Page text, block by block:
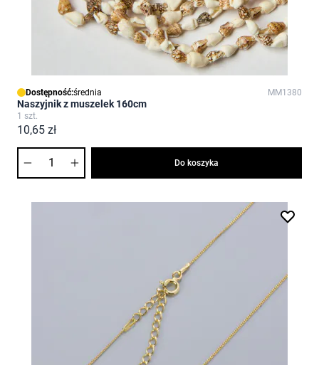
Dostępność:średnia MM1380
Naszyjnik z muszelek 160cm
1 szt.
10,65 zł
Do koszyka